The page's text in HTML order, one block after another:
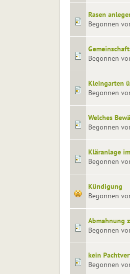
Rasen
Begonnen
Begonnen
Kleingarten
Begonnen
Welches
Begonnen
Kläranlage
Begonnen
Kündigung
Begonnen
Abmahnung
Begonnen
kein
Begonnen